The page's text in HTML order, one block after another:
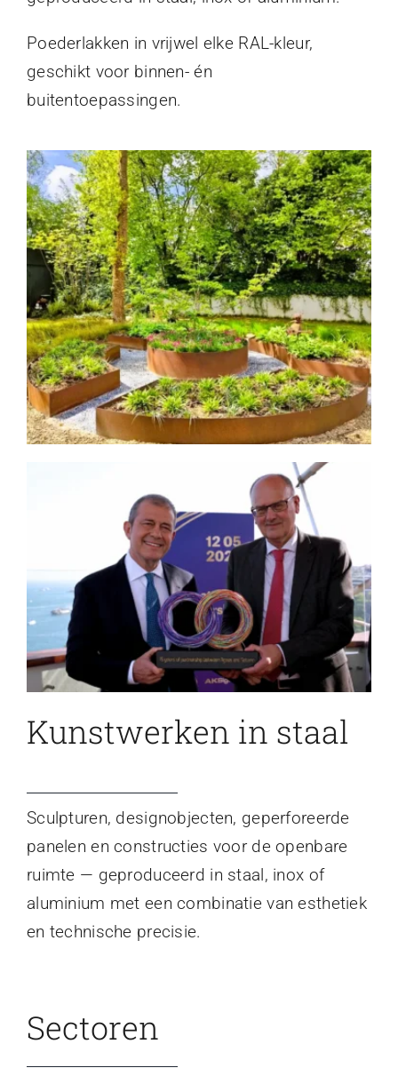
Poederlakken in vrijwel elke RAL-kleur,
geschikt voor binnen- én
buitentoepassingen.
Kunstwerken in staal
Sculpturen, designobjecten, geperforeerde
panelen en constructies voor de openbare
ruimte — geproduceerd in staal, inox of
aluminium met een combinatie van esthetiek
en technische precisie.
Sectoren